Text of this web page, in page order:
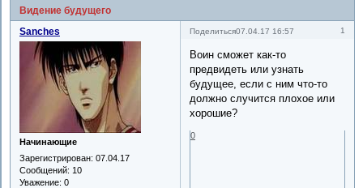
Видение будущего
Поделиться 1
07.04.17 16:57
Sanches
Начинающие
Зарегистрирован: 07.04.17
Сообщений: 10
Уважение: 0
Воин сможет как-то
предвидеть или узнать
будущее, если с ним что-то
должно случится плохое или
хорошие?
0